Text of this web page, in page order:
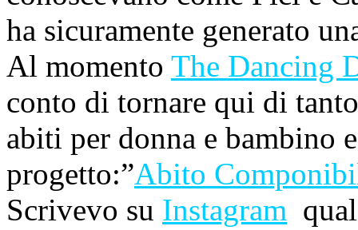
ha sicuramente generato
Al momento The Dancing
conto di tornare qui di
abiti per donna e bambino
progetto:”Abito
Scrivevo su Instagram